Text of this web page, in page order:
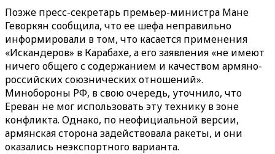
Позже пресс-секретарь премьер-министра Мане
Геворкян сообщила, что ее шефа неправильно
информировали в том, что касается применения
«Искандеров» в Карабахе, а его заявления «не имеют
ничего общего с содержанием и качеством армяно-
российских союзнических отношений».
Минобороны РФ, в свою очередь, уточнило, что
Ереван не мог использовать эту технику в зоне
конфликта. Однако, по неофициальной версии,
армянская сторона задействовала ракеты, и они
оказались неэкспортного варианта.